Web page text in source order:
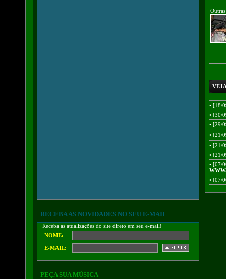
RECEBA AS NOVIDADES NO SEU E-MAIL
Receba as atualizações do site direto em seu e-mail!
NOME:
E-MAIL:
PEÇA SUA MÚSICA
• [18/
• [30/
• [29/
• [21/
• [21/
• [21/
• [07/
• [07/